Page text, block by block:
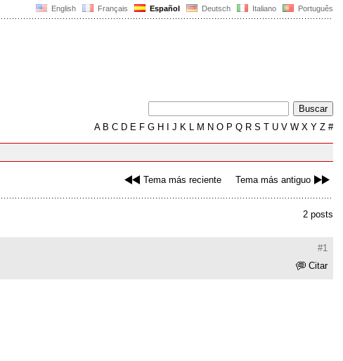
English Français Español Deutsch Italiano Português
AB C D E F G H J K L M N O P Q R S T U V W X Y Z #
Tema más reciente Tema más antiguo
2 posts
#1
Citar